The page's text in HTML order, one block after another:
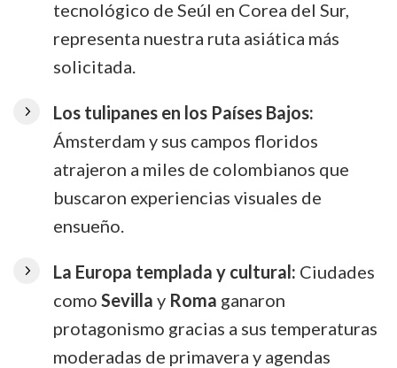
tecnológico de Seúl en Corea del Sur,
representa nuestra ruta asiática más
solicitada.
Los tulipanes en los Países Bajos:
Ámsterdam y sus campos floridos
atrajeron a miles de colombianos que
buscaron experiencias visuales de
ensueño.
La Europa templada y cultural: Ciudades
como Sevilla y Roma ganaron
protagonismo gracias a sus temperaturas
moderadas de primavera y agendas